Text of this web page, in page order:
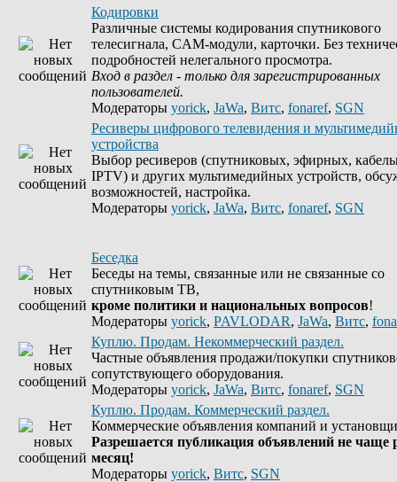
Кодировки
Различные системы кодирования спутникового
телесигнала, CAM-модули, карточки. Без
подробностей нелегального просмотра.
Вход в раздел - только для зарегистрированных
пользователей.
Модераторы yorick, JaWa, Витс, fonaref, SGN
Ресиверы цифрового телевидения и
устройства
Выбор ресиверов (спутниковых, эфирных,
IPTV) и других мультимедийных устройств,
возможностей, настройка.
Модераторы yorick, JaWa, Витс, fonaref, SGN
Беседка
Беседы на темы, связанные или не связанные со
спутниковым ТВ,
кроме политики и национальных вопросов!
Модераторы yorick, PAVLODAR, JaWa, Витс,
Куплю. Продам. Некоммерческий раздел.
Частные объявления продажи/покупки
сопутствующего оборудования.
Модераторы yorick, JaWa, Витс, fonaref, SGN
Куплю. Продам. Коммерческий раздел.
Коммерческие объявления компаний и
Разрешается публикация объявлений не чаще
месяц!
Модераторы yorick, Витс, SGN